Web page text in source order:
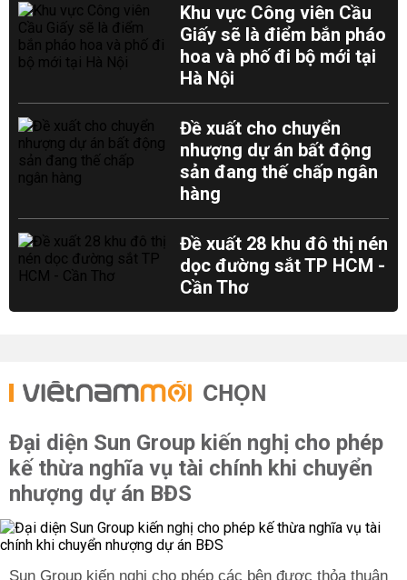
Khu vực Công viên Cầu
Giấy sẽ là điểm bắn pháo
hoa và phố đi bộ mới tại
Hà Nội
Đề xuất cho chuyển
nhượng dự án bất động
sản đang thế chấp ngân
hàng
Đề xuất 28 khu đô thị nén
dọc đường sắt TP HCM -
Cần Thơ
CHỌN
Đại diện Sun Group kiến nghị cho phép
kế thừa nghĩa vụ tài chính khi chuyển
nhượng dự án BĐS
Sun Group kiến nghị cho phép các bên được thỏa thuận